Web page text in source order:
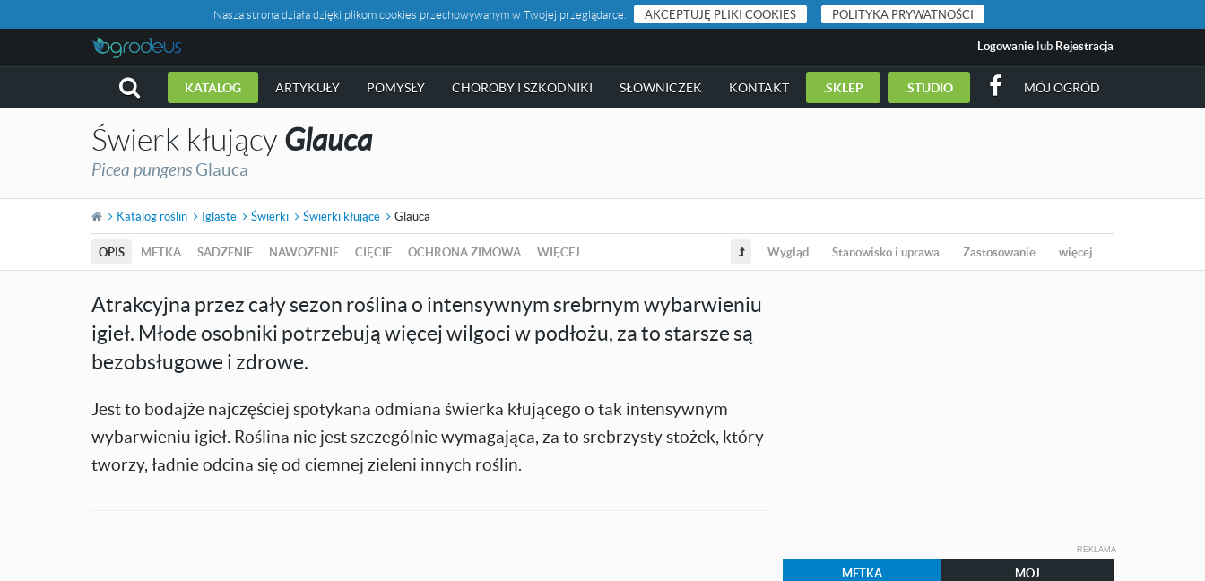
Nasza strona działa dzięki plikom cookies przechowywanym w Twojej przeglądarce. AKCEPTUJĘ PLIKI COOKIES POLITYKA PRYWATNOŚCI
Logowanie lub Rejestracja
KATALOG ARTYKUŁY POMYSŁY CHOROBY I SZKODNIKI SŁOWNICZEK KONTAKT .SKLEP .STUDIO MÓJ OGRÓD
Świerk kłujący Glauca
Picea pungens Glauca
Katalog roślin Iglaste Świerki Świerki kłujące Glauca
OPIS METKA SADZENIE NAWOŻENIE CIĘCIE OCHRONA ZIMOWA WIĘCEJ… Wygląd Stanowisko i uprawa Zastosowanie więcej…
Atrakcyjna przez cały sezon roślina o intensywnym srebrnym wybarwieniu
igieł. Młode osobniki potrzebują więcej wilgoci w podłożu, za to starsze są
bezobsługowe i zdrowe.
Jest to bodajże najczęściej spotykana odmiana świerka kłującego o tak intensywnym
wybarwieniu igieł. Roślina nie jest szczególnie wymagająca, za to srebrzysty stożek, który
tworzy, ładnie odcina się od ciemnej zieleni innych roślin.
REKLAMA
METKA
MÓJ